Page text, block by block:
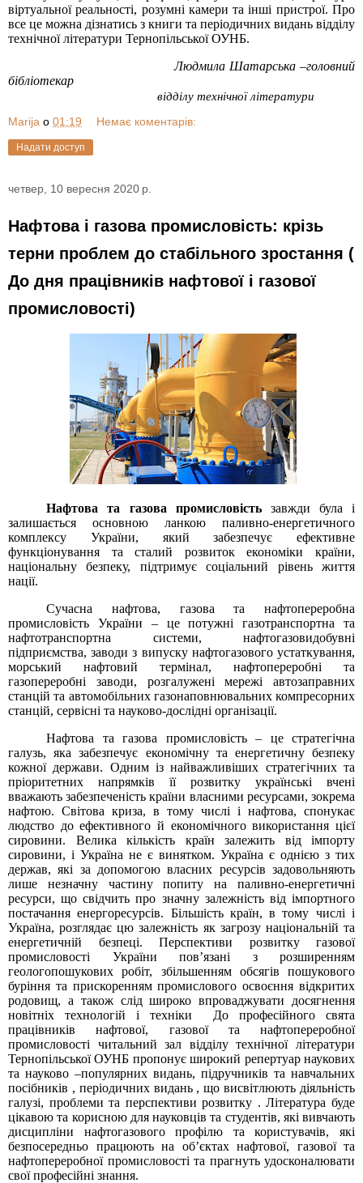
віртуальної реальності, розумні камери та інші пристрої. Про
все це можна дізнатись з книги та періодичних видань відділу
технічної літератури Тернопільської ОУНБ.
Людмила Шатарська –головний
бібліотекар
відділу технічної літератури
Marija о 01:19 Немає коментарів:
Надати доступ
четвер, 10 вересня 2020 р.
Нафтова і газова промисловість: крізь
терни проблем до стабільного зростання (
До дня працівників нафтової і газової
промисловості)
Нафтова та газова промисловістьзавжди була і
залишається основною ланкою паливно-енергетичного
комплексу України, який забезпечує ефективне
функціонування та сталий розвиток економіки країни,
національну безпеку, підтримує соціальний рівень життя
нації.
Сучасна нафтова, газова та нафтопереробна
промисловість України – це потужні газотранспортна та
нафтотранспортна системи, нафтогазовидобувні
підприємства, заводи з випуску нафтогазового устаткування,
морський нафтовий термінал, нафтопереробні та
газопереробні заводи, розгалужені мережі автозаправних
станцій та автомобільних газонаповнювальних компресорних
станцій, сервісні та науково-дослідні організації.
Нафтова та газова промисловість – це стратегічна
галузь, яка забезпечує економічну та енергетичну безпеку
кожної держави. Одним із найважливіших стратегічних та
пріоритетних напрямків її розвитку українські вчені
вважають забезпеченість країни власними ресурсами, зокрема
нафтою. Світова криза, в тому числі і нафтова, спонукає
людство до ефективного й економічного використання цієї
сировини. Велика кількість країн залежить від імпорту
сировини, і Україна не є винятком. Україна є однією з тих
держав, які за допомогою власних ресурсів задовольняють
лише незначну частину попиту на паливно-енергетичні
ресурси, що свідчить про значну залежність від імпортного
постачання енергоресурсів. Більшість країн, в тому числі і
Україна, розглядає цю залежність як загрозу національній та
енергетичній безпеці. Перспективи розвитку газової
промисловості України пов’язані з розширенням
геологопошукових робіт, збільшенням обсягів пошукового
буріння та прискоренням промислового освоєння відкритих
родовищ, а також слід широко впроваджувати досягнення
новітніх технологій і техніки
До професійного свята
працівників нафтової, газової та нафтопереробної
промисловості читальний зал відділу технічної літератури
Тернопільської ОУНБ пропонує широкий репертуар наукових
та науково –популярних видань, підручників та навчальних
посібників , періодичних видань , що висвітлюють діяльність
галузі, проблеми та перспективи розвитку . Література буде
цікавою та корисною для науковців та студентів, які вивчають
дисципліни нафтогазового профілю та користувачів, які
безпосередньо працюють на об’єктах нафтової, газової та
нафтопереробної промисловості та прагнуть удосконалювати
свої професійні знання.